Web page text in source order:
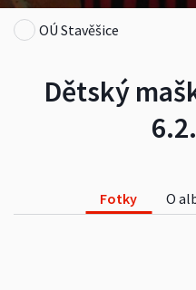
Dětský
OÚ Stavěšice
Fotky O